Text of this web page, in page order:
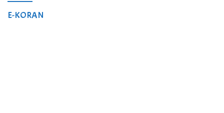
E-KORAN